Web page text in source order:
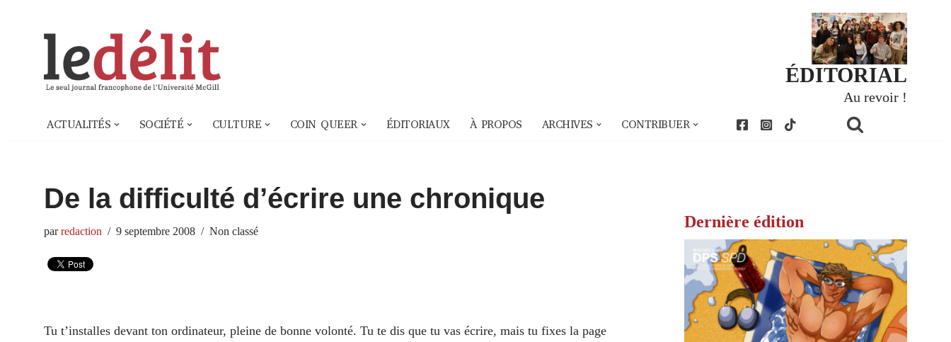
ÉDITORIAL
Au revoir !
ACTUALITÉS SOCIÉTÉ CULTURE COIN QUEER ÉDITORIAUX À PROPOS ARCHIVES CONTRIBUER
De la difficulté d’écrire une chronique
parredaction 9 septembre 2008 Non classé
Tu t’installes devant ton ordinateur, pleine de bonne volonté. Tu te dis que tu vas écrire, mais tu fixes la page
Dernière édition